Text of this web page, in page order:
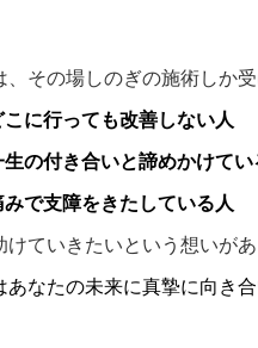
、その場しのぎの施術しか受
に行っても改善しない人
の付き合いと諦めかけてい
で支障をきたしている人
けていきたいという想いがあ
あなたの未来に真摯に向き合